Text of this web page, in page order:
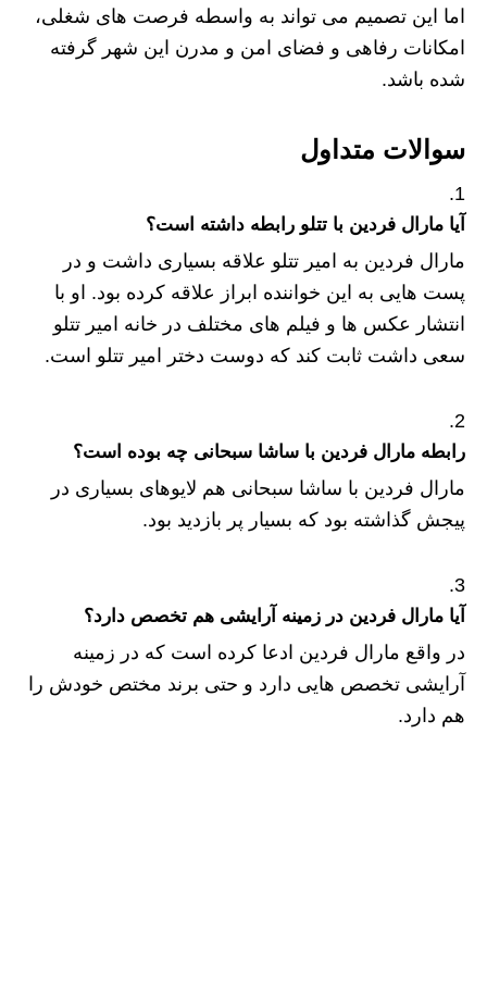
اما این تصمیم می‌ تواند به‌ واسطه فرصت‌ های شغلی،
امکانات رفاهی و فضای امن و مدرن این شهر گرفته
شده باشد.
سوالات متداول
آیا مارال فردین با تتلو رابطه داشته است‌؟
مارال فردین به امیر تتلو علاقه بسیاری داشت و در
پست ‌هایی به این خواننده ابراز علاقه کرده بود. او با
انتشار عکس ها و فیلم های مختلف در خانه امیر تتلو
سعی داشت ثابت کند که دوست دختر امیر تتلو است.
رابطه مارال فردین با ساشا سبحانی چه بوده است؟
مارال فردین با ساشا سبحانی هم لایوهای بسیاری در
پیجش گذاشته بود که بسیار پر بازدید بود.
آیا مارال فردین در زمینه آرایشی هم تخصص دارد؟
در واقع مارال فردین ادعا کرده است که در زمینه
آرایشی تخصص هایی دارد و حتی برند مختص خودش را
هم دارد.